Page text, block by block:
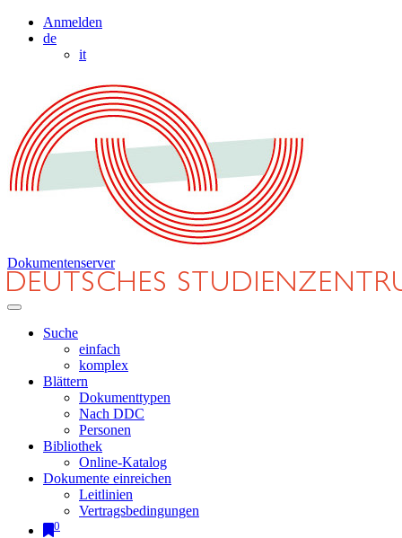
Anmelden
de
it
Dokumentenserver
Suche
einfach
komplex
Blättern
Dokumenttypen
Nach DDC
Personen
Bibliothek
Online-Katalog
Dokumente einreichen
Leitlinien
Vertragsbedingungen
0